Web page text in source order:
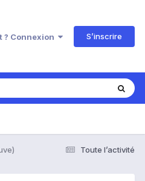
Connexion S’inscrire
Toute l’activité